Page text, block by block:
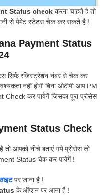
Status check करना चाहते है तो
से पेमेंट स्टेटस चेक कर सकते है !
Payment Status
सिर्फ रजिस्ट्रेशन नंबर से चेक कर
नहीं होगी बिना ओटीपी आप PM
कर पायेगें जिसका पूरा प्रोसेस
Status Check
तो आपको नीचे बताएं गये प्रोसेस को
Status चेक कर पायेगें !
पर जाना है !
के ऑप्शन पर आना है !